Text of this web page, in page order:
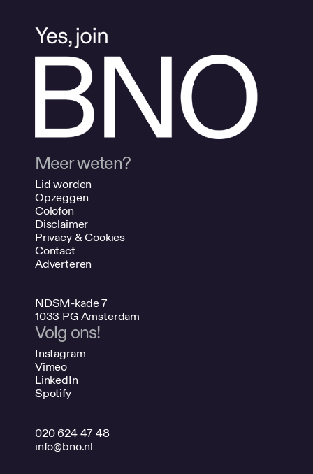
Meer weten?
Lid worden
Opzeggen
Colofon
Disclaimer
Privacy & Cookies
Contact
Adverteren
NDSM-kade 7
1033 PG Amsterdam
Volg ons!
Instagram
Vimeo
LinkedIn
Spotify
020 624 47 48
info@bno.nl